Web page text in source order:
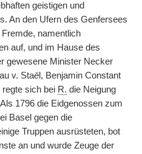
geistigen und
An den Ufern des Genfersees
namentlich
auf, und im Hause des
gewesene Minister Necker
v. Staë l, Benjamin Constant
regte sich bei R. die Neigung
1796 die Eidgenossen zum
Basel gegen die
Truppen ausrüsteten, bot
an und wurde Zeuge der